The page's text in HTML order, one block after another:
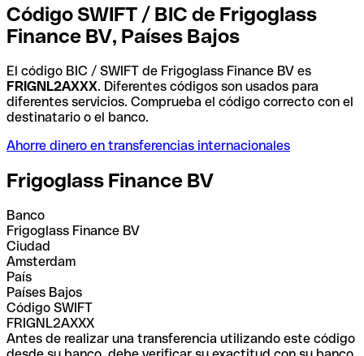
Código SWIFT / BIC de Frigoglass
Finance BV, Países Bajos
El código BIC / SWIFT de Frigoglass Finance BV es
FRIGNL2AXXX. Diferentes códigos son usados para
diferentes servicios. Comprueba el código correcto con el
destinatario o el banco.
Ahorre dinero en transferencias internacionales
Frigoglass Finance BV
Banco
Frigoglass Finance BV
Ciudad
Amsterdam
País
Países Bajos
Código SWIFT
FRIGNL2AXXX
Antes de realizar una transferencia utilizando este código